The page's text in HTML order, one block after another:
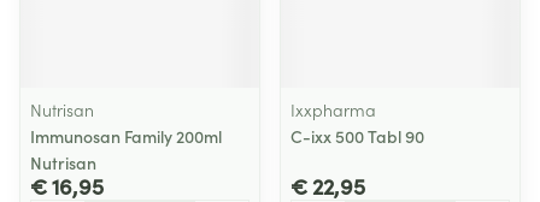
Nutrisan
Immunosan Family 200ml
Nutrisan
€ 16,95
Ixxpharma
C-ixx 500 Tabl 90
€ 22,95